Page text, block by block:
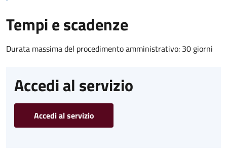
Tempi e scadenze
Durata massima del procedimento amministrativo: 30 giorni
Accedi al servizio
Accedi al servizio